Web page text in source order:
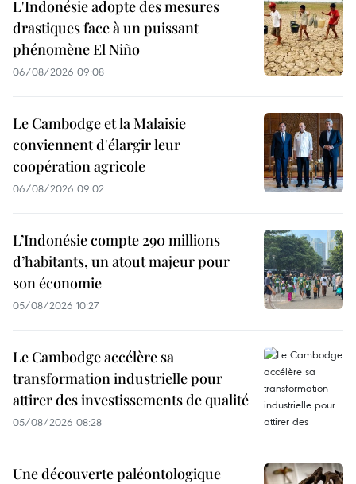
L'Indonésie adopte des mesures
drastiques face à un puissant
phénomène El Niño
06/08/2026 09:08
Le Cambodge et la Malaisie
conviennent d'élargir leur
coopération agricole
06/08/2026 09:02
L’Indonésie compte 290 millions
d’habitants, un atout majeur pour
son économie
05/08/2026 10:27
Le Cambodge accélère sa
transformation industrielle pour
attirer des investissements de qualité
05/08/2026 08:28
Une découverte paléontologique